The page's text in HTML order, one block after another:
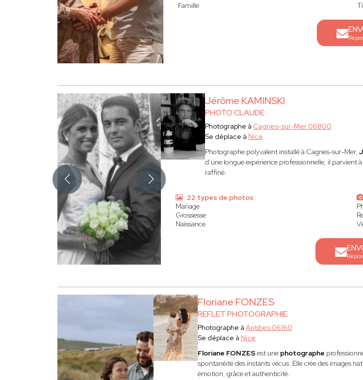
Famille
Jérôme KAMINSKI
PHOTO CLAUDE
Photographe à Cagnes-sur-Mer 06800
Se déplace à Nice
Photographe polyvalent installé à Cagnes-sur-Mer,
d’une longue expérience professionnelle, il parvient
raffiné.
22 types de photos
Mariage
Grossesse
Naissance
Floriane FONZES
REFLET PHOTOGRAPHIE
Photographe àAntibes 06160
Se déplace à Nice
Floriane FONZES est une photographe
spontanéité des instants vécus. Elle crée des images
émotion, grâce et authenticité.